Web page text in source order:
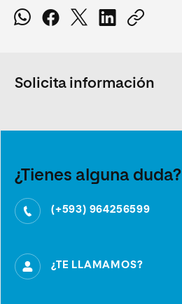
Solicita información
¿Tienes alguna duda?
(+593) 964256599
¿TE LLAMAMOS?